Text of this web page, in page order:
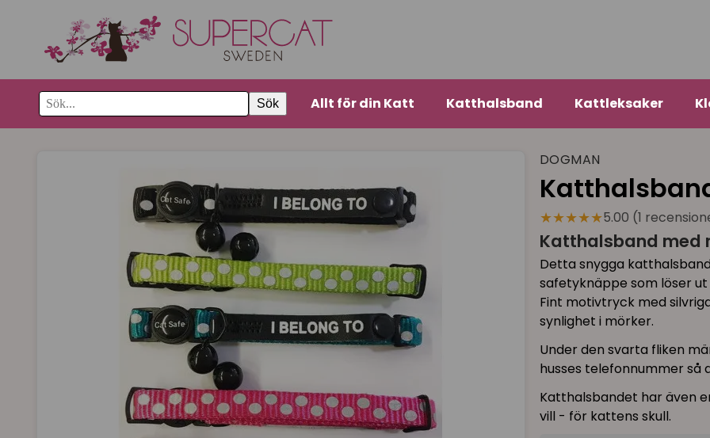
Sök Allt för din Katt Katthalsband Kattleksaker
DOGMAN
★★★★★5.00 (1
Katthalsband med
Detta snygga
safetyknäppe som löser
Fint motivtryck med
synlighet i mörker.
Under den svarta fliken
husses telefonnummer så
Katthalsbandet har även
vill - för kattens skull.